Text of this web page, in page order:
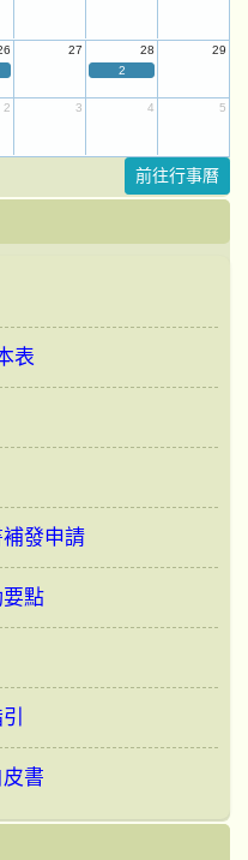
27 28
29
2
2 3 4
5
前往行事曆
表
發申請
點
書